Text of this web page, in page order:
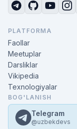
PLATFORMA
Faollar
Meetuplar
Darsliklar
Vikipedia
Texnologiyalar
BOG'LANISH
Telegram
@uzbekdevs